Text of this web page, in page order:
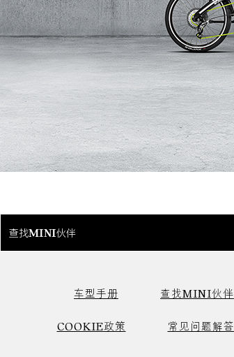
查找MINI伙伴
车型手册 查找MINI伙伴
COOKIE政策 常见问题解答